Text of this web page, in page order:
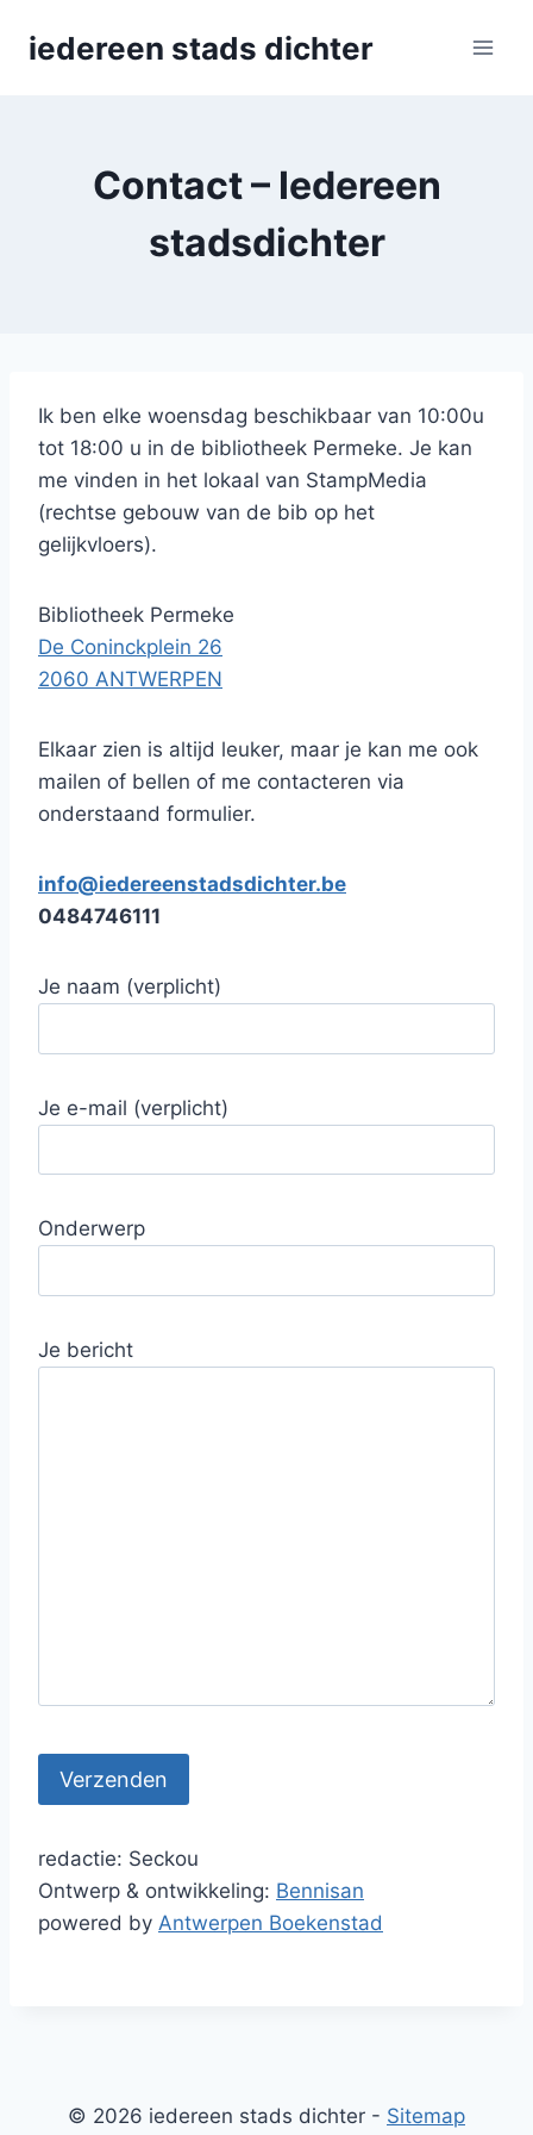
iedereen stads dichter
Contact – Iedereen
stadsdichter
Ik ben elke woensdag beschikbaar van 10:00u
tot 18:00 u in de bibliotheek Permeke. Je kan
me vinden in het lokaal van StampMedia
(rechtse gebouw van de bib op het
gelijkvloers).
Bibliotheek Permeke
De Coninckplein 26
2060 ANTWERPEN
Elkaar zien is altijd leuker, maar je kan me ook
mailen of bellen of me contacteren via
onderstaand formulier.
info@iedereenstadsdichter.be
0484746111
Je naam (verplicht)
Je e-mail (verplicht)
Onderwerp
Je bericht
redactie: Seckou
Ontwerp & ontwikkeling: Bennisan
powered by Antwerpen Boekenstad
© 2026 iedereen stads dichter - Sitemap